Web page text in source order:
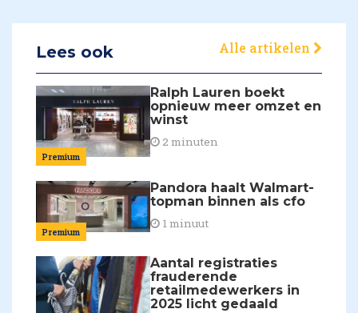
Lees ook Alle artikelen
Premium
Ralph Lauren boekt
opnieuw meer omzet en
winst
2 minuten
Premium
Pandora haalt Walmart-
topman binnen als cfo
1 minuut
Aantal registraties
frauderende
retailmedewerkers in
2025 licht gedaald